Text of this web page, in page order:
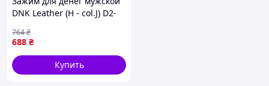
DNK Leather (H - col.J) D2-
688 ₴
764₴
Купить